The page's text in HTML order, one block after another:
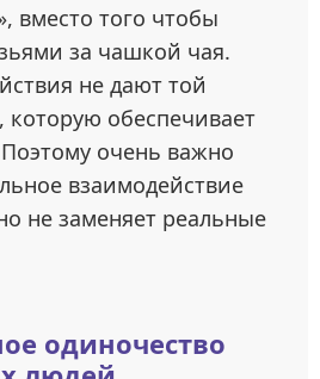
вместо того чтобы
за чашкой чая.
не дают той
которую обеспечивает
очень важно
взаимодействие
не заменяет реальные
одиночество